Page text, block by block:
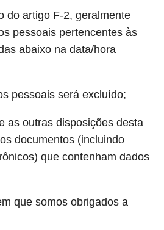
artigo F-2, geralmente
pessoais pertencentes às
abaixo na data/hora
pessoais será excluído;
outras disposições desta
documentos (incluindo
que contenham dados
que somos obrigados a